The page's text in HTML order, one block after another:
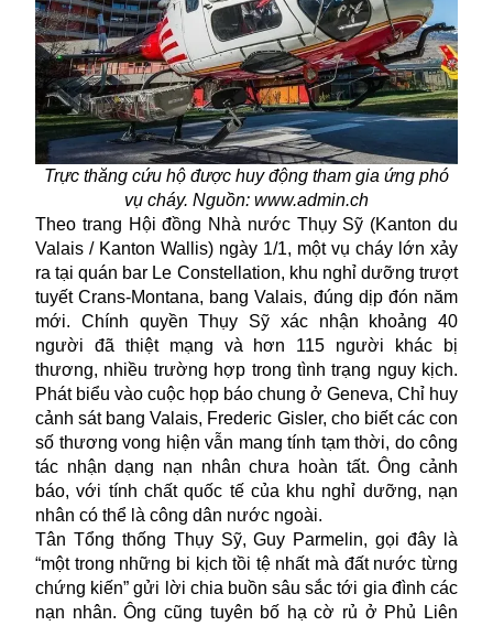
Trực thăng cứu hộ được huy động tham gia ứng phó
vụ cháy. Nguồn: www.admin.ch
Theo trang Hội đồng Nhà nước Thụy Sỹ (Kanton du
Valais / Kanton Wallis) ngày 1/1, một vụ cháy lớn xảy
ra tại quán bar Le Constellation, khu nghỉ dưỡng trượt
tuyết Crans-Montana, bang Valais, đúng dịp đón năm
mới. Chính quyền Thụy Sỹ xác nhận khoảng 40
người đã thiệt mạng và hơn 115 người khác bị
thương, nhiều trường hợp trong tình trạng nguy kịch.
Phát biểu vào cuộc họp báo chung ở Geneva, Chỉ huy
cảnh sát bang Valais, Frederic Gisler, cho biết các con
số thương vong hiện vẫn mang tính tạm thời, do công
tác nhận dạng nạn nhân chưa hoàn tất. Ông cảnh
báo, với tính chất quốc tế của khu nghỉ dưỡng, nạn
nhân có thể là công dân nước ngoài.
Tân Tổng thống Thụy Sỹ, Guy Parmelin, gọi đây là
“một trong những bi kịch tồi tệ nhất mà đất nước từng
chứng kiến” gửi lời chia buồn sâu sắc tới gia đình các
nạn nhân. Ông cũng tuyên bố hạ cờ rủ ở Phủ Liên